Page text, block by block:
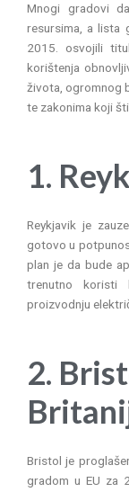
Mnogi gradovi
resursima, a lista
2015. osvojili
korištenja
života, ogromnog
te zakonima koji
1.
Reykjavik je
gotovo u
plan je da bude
trenutno koristi
proizvodnju
2.
Bristol je
gradom u EU za